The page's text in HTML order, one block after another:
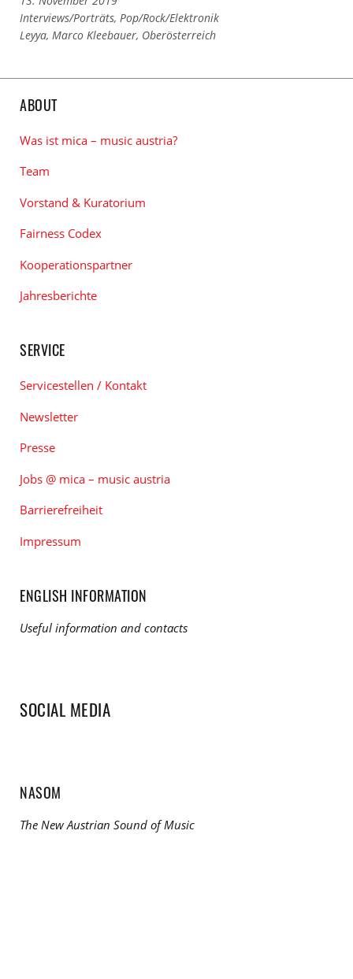
Links
zu
Interviews/Porträts, Pop/Rock/Elektronik
Links
Leyya, Marco Kleebauer, Oberösterreich
ABOUT
Was ist mica – music austria?
Team
Vorstand & Kuratorium
Fairness Codex
Kooperationspartner
Jahresberichte
SERVICE
Servicestellen / Kontakt
Newsletter
Presse
Jobs @ mica – music austria
Barrierefreiheit
Impressum
ENGLISH INFORMATION
Useful information and contacts
SOCIAL MEDIA
NASOM
The New Austrian Sound of Music